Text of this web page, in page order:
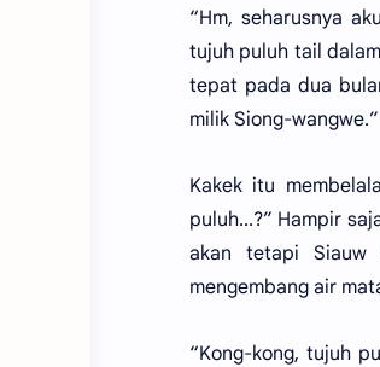
“Hm, seharusnya
tujuh puluh tail
tepat pada dua
milik Siong-wangwe.”
Kakek itu
puluh...?” Hampir
akan tetapi Siauw
mengembang air
“Kong-kong, tujuh